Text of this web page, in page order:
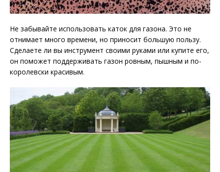
Не забывайте использовать каток для газона. Это не
отнимает много времени, но приносит большую пользу.
Сделаете ли вы инструмент своими руками или купите его,
он поможет поддерживать газон ровным, пышным и по-
королевски красивым.